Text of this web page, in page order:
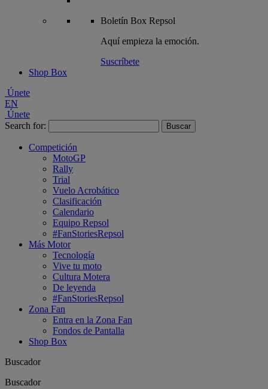
Boletín Box Repsol
Aquí empieza la emoción.
Suscríbete
Shop Box
Únete
EN
Únete
Search for:
Competición
MotoGP
Rally
Trial
Vuelo Acrobático
Clasificación
Calendario
Equipo Repsol
#FanStoriesRepsol
Más Motor
Tecnología
Vive tu moto
Cultura Motera
De leyenda
#FanStoriesRepsol
Zona Fan
Entra en la Zona Fan
Fondos de Pantalla
Shop Box
Buscador
Buscador